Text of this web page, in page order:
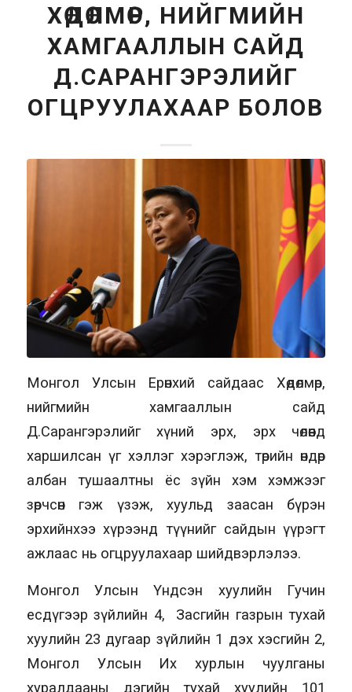
ХӨДӨЛМӨР, НИЙГМИЙН
ХАМГААЛЛЫН САЙД
Д.САРАНГЭРЭЛИЙГ
ОГЦРУУЛАХААР БОЛОВ
Монгол Улсын Ерөнхий сайдаас Хөдөлмөр,
нийгмийн хамгааллын сайд
Д.Сарангэрэлийг хүний эрх, эрх чөлөөнд
харшилсан үг хэллэг хэрэглэж, төрийн өндөр
албан тушаалтны ёс зүйн хэм хэмжээг
зөрчсөн гэж үзэж, хуульд заасан бүрэн
эрхийнхээ хүрээнд түүнийг сайдын үүрэгт
ажлаас нь огцруулахаар шийдвэрлэлээ.
Монгол Улсын Үндсэн хуулийн Гучин
есдүгээр зүйлийн 4, Засгийн газрын тухай
хуулийн 23 дугаар зүйлийн 1 дэх хэсгийн 2,
Монгол Улсын Их хурлын чуулганы
хуралдааны дэгийн тухай хуулийн 101